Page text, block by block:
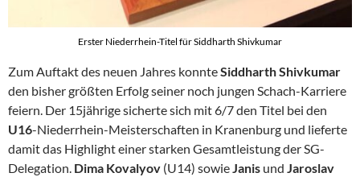
Erster Niederrhein-Titel für Siddharth Shivkumar
Zum Auftakt des neuen Jahres konnteSiddharth Shivkumar
den bisher größten Erfolg seiner noch jungen Schach-Karriere
feiern. Der 15jährige sicherte sich mit 6/7 den Titel bei den
U16-Niederrhein-Meisterschaften in Kranenburg und lieferte
damit das Highlight einer starken Gesamtleistung der SG-
Delegation. Dima Kovalyov (U14) sowieJanis und Jaroslav